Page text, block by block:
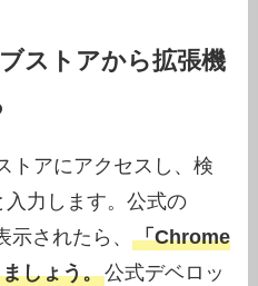
ストアから拡張機
トアにアクセスし、検
力します。公式の
示されたら、「Chrome
しょう。公式デベロッ